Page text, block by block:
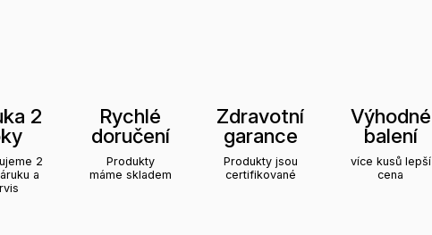
2
2
a
Rychlé
doručení
Produkty
máme skladem
Zdravotní
garance
Produkty jsou
certifikované
Výhodné
balení
více kusů lepší
cena